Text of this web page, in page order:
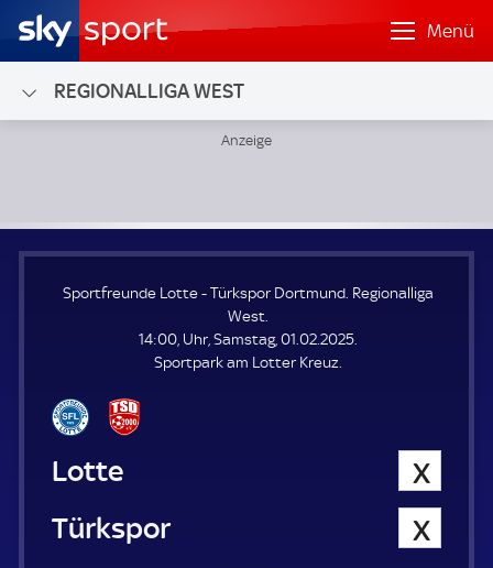
Menü
REGIONALLIGA WEST
Sportfreunde Lotte - Türkspor Dortmund. Regionalliga
West.
14:00, Uhr, Samstag, 01.02.2025.
Sportpark am Lotter Kreuz.
Sportfreunde Lotte
0
Türkspor Dortmund
0